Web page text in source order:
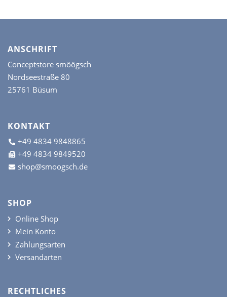
ANSCHRIFT
Conceptstore smöögsch
Nordseestraße 80
25761 Büsum
KONTAKT
+49 4834 9848865
+49 4834 9849520
shop@smoogsch.de
SHOP
Online Shop
Mein Konto
Zahlungsarten
Versandarten
RECHTLICHES